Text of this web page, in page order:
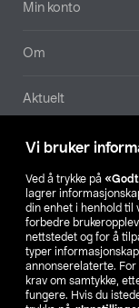
Vi bruker
Ved å trykke på
lagrer
din enhet i henhold til
forbedre
nettstedet og for å
typer
annonserelaterte. For
krav om samtykke,
fungere. Hvis du
Min konto
Om
Aktuelt
Våre selskaper